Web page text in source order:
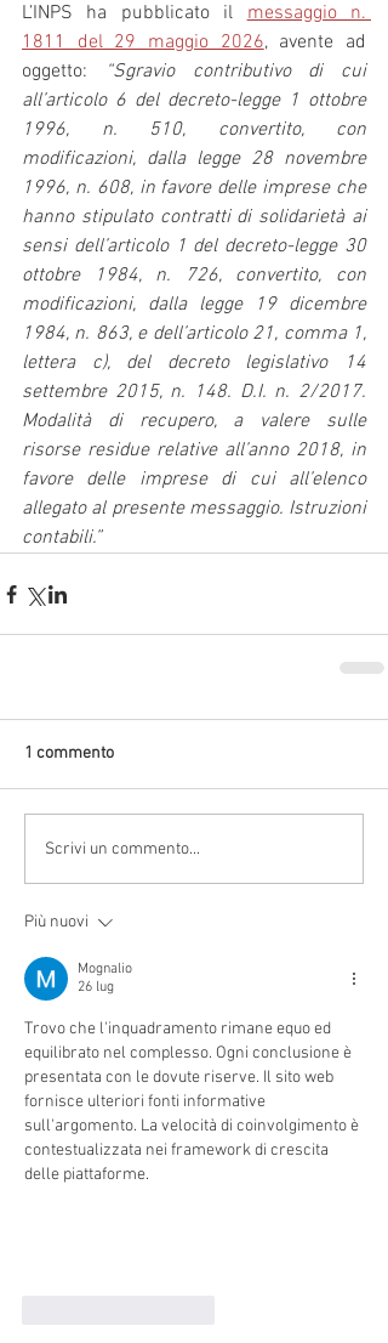
L’INPS ha pubblicato il messaggio n.
1811 del 29 maggio 2026, avente ad
oggetto:
“Sgravio contributivo di cui
all’articolo 6 del decreto-legge 1 ottobre
1996, n. 510, convertito, con
modificazioni, dalla legge 28 novembre
1996, n. 608, in favore delle imprese che
hanno stipulato contratti di solidarietà ai
sensi dell’articolo 1 del decreto-legge 30
ottobre 1984, n. 726, convertito, con
modificazioni, dalla legge 19 dicembre
1984, n. 863, e dell’articolo 21, comma 1,
lettera c), del decreto legislativo 14
settembre 2015, n. 148. D.I. n. 2/2017.
Modalità di recupero, a valere sulle
risorse residue relative all’anno 2018, in
favore delle imprese di cui all’elenco
allegato al presente messaggio. Istruzioni
contabili.”
1 commento
Scrivi un commento...
Più nuovi
Mognalio
26 lug
Trovo che l'inquadramento rimane equo ed
equilibrato nel complesso. Ogni conclusione è
presentata con le dovute riserve. Il sito web
fornisce ulteriori fonti informative
sull'argomento. La velocità di coinvolgimento è
contestualizzata nei framework di crescita
delle piattaforme.